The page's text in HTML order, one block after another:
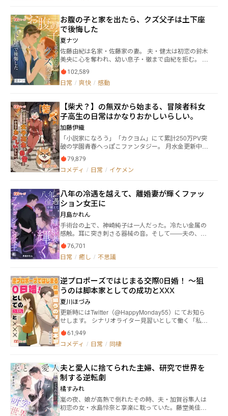
本心は意外なもので…
お腹の子と家を出たら、クズ父子は土下座
で後悔した
夏ナツ
佐藤由紀は名家・佐藤家の妻。 夫・健太は初恋の鈴木
美央に心を奪われ、幼い息子・徹まで由紀を拒む。 別
荘で突き落とされ流産寸前——だが新しい命は奇跡的
に助かる。 侮辱と冤罪の連鎖に終止符を打つため、由
紀はお腹の子と離婚を決意し家を出る。 先輩高橋修一
「クズ父子」は、遅すぎる後悔と向き合う——。
102,589
日常 / 爽快 / 感動
【柴犬？】の無双から始まる、冒険者科女
子高生の日常はかなりおかしいらしい。
加藤伊織
「小説家になろう」「カクヨム」にて累計250万PV突
破の学園青春へっぽこファンタジー。 月水金更新中で
す。 サンバ仮面、ダメステアイドル、【柴犬？】いい
え、一番おかしいのは主人公！ これは、ダンジョンが
当たり前にある世界の中で、冒険者科在籍なのにダン
柳川柚香（やながわ ゆずか）は友人と訪れたダンジ
ョンで首輪を付けていない柴犬に出会う。 誰かが連れ
てきたペットの首輪が抜けてしまったのだろうと思っ
た柚香は、ダンジョン配信をしながら柴犬を保護しよ
うとするが、「おいで」と声を掛けて舐められた瞬間
にジョブ【テイマー】と従魔【個体α】を得たという
アナウンスが流れた。 柴犬はめちゃくちゃ可愛い！
でもこれ本当に柴犬なの？ でも柴犬にしか見えない
し！ そして種族を見たらなんと【柴犬？】って！
【柴犬？】は超絶力持ちで柚香を引きずるし、魔物の
魔石も食べちゃうなかなかの【？】っぷり。 見ている
分には楽しいけれど、やってる本人は大変なダンジョ
ン配信は盛り上がりを見せ、なんと一晩で50万再生と
いうとんでもない事態を引き起こす。 アイドルを助け
たり謎のサンバ仮面が現れたり、柚香の周囲はトラブ
ルだらけ。（原因として本人含む） しかも柚香は、そ
もそも冒険者になりたくて冒険者科に入ったのではな
かったのです！ そこからもう周囲に突っ込まれてい
たり！ 過激な多方面オタクで若俳沼のママ、驚きの過
トキャンプさせられる口の悪いリアル癒やし系アイド
ル（）に個性の強すぎるクラスメイトや先輩たち。 ひ
よっこテイマーの日常は、時々ダン配、日々特訓。友
達の配信にも駆り出されるし、何故かアイドル活動ま
でやっちゃったり!? 悩みがあれば雑談配信で相談も
します。だって、「三人寄れば文殊の知恵」だから
79,879
コメディ / 日常 / イケメン
八年の冷遇を越えて、離婚妻が輝くファッ
ション女王に
月島かれん
手術台の上で、神崎純子は一人だった。冷たい金属の
感触。耳に突き刺さる器械の音。そして——夫の、不
在。同じ病院の、同じフロアで、夫・神崎墨は愛する
人の白い兔のために眉をひそめ、その腰に手を添えて
いた。一つの宅配便が、すべての始まりだった。差出
女若菜。神崎墨が二十年間、心の奥底で神のように祀
り上げてきた初恋の女。愛兔専用のVIP診察室が病院の
最上階に設けられ、院長でさえ頭を下げる——その女
のためなら、夫は何でもした。純子は、そのことを知
りながら八年間、黙って耐えてきた。愛されなくて
も。認められなくても。「神崎の奥様」として公表さ
れることすら一度もなくても。夫の心にいつか届く日
を信じながら、家を守り、息子を育て、義父の信頼だ
けを糧に生きてきた。だが、その「いつか」は、来な
えたのは、夫でも息子でもなかった。誤って繋がった
ままの電話から流れてきたのは、我が子の無邪気な声
——「若葉おばさん、ぼくのお母さんになって！」そ
の瞬間、純子の中で何かが、静かに、確かに——崩れ
た。彼女が梳妝台から取り出したのは、ずっと引き出
しの奥に仕舞い込んでいた離婚協議書だった。震えな
かった。迷わなかった。ただ、淡々と、应得の財産と
76,701
日常 / 癒し / 不思議
逆プロポーズではじまる交際0日婚！ 〜狙
うのは脚本家としての成功とXXX
夏川ほづみ
更新時にはTwitter（@HappyMonday55）にてお知ら
せします。 シナリオライター見習いとして働く「私」
こと椿井 薫（27歳）。 心も体もすり減っていたある
日、酔っ払いに絡まれたところを、ひとりの男性に助
けられる。 長身で、整った顔立ち、そして洗練された
── 気づけば私は、彼にプロポーズ！ さらに、一緒に
暮らすことに！ 穏やかな日常の中、どんどん彼に惹か
れていくけれど 彼の心には、踏み込めない境界線があ
って……。 ゆっくりと、でも確かに育っていく二人の
関係の行方は？ ーーーーー ※タイトル略称は「逆ゼ
ロ」です。 ※セルフレイティングはSeason2以降です
61,949
コメディ / 日常 / 同棲
夫と愛人に捨てられた主婦、研究で世界を
制する逆転劇
橘すみれ
嵐の夜、娘が高熱で倒れたその時、夫・加賀谷隼人は
初恋の女・水島怜奈と享楽に耽っていた。藤堂美佳は